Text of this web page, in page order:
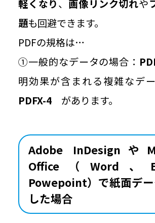
軽くなり、 画像リンク切れや
題も回避できます。
PDFの規格は…
①一般的なデータの場合：
明効果が含まれる複雑なデ
PDFX-4があります。
Adobe InDesignや
Office（Word、
Powepoint）で紙面デ
した場合